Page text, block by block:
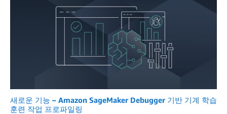
새로운 기능 – Amazon SageMaker Debugger 기반 기계 학습
훈련 작업 프로파일링